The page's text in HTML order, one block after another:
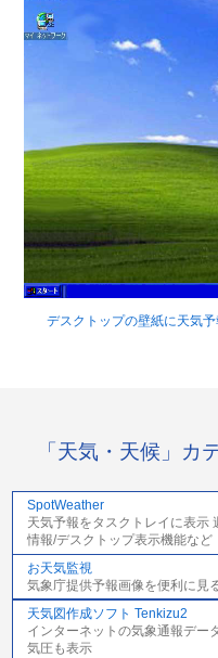
デスクトップの壁紙に天気
「天気・天候」カ
SpotWeather
天気予報をタスクトレイに表示
情報/デスクトップ表示機能など
お天気監視
気象庁提供予報画像を便利に見
天気図作成ソフト Tenkizu2
インターネットの気象通報デー
気圧も表示